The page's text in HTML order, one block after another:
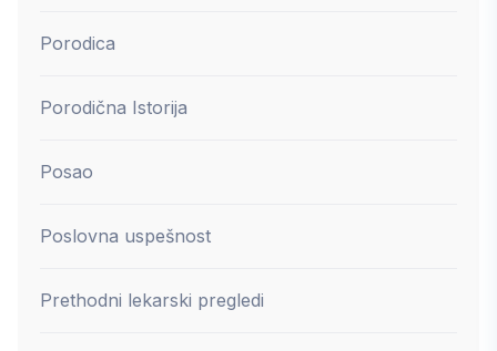
Porodica
Porodična Istorija
Posao
Poslovna uspešnost
Prethodni lekarski pregledi